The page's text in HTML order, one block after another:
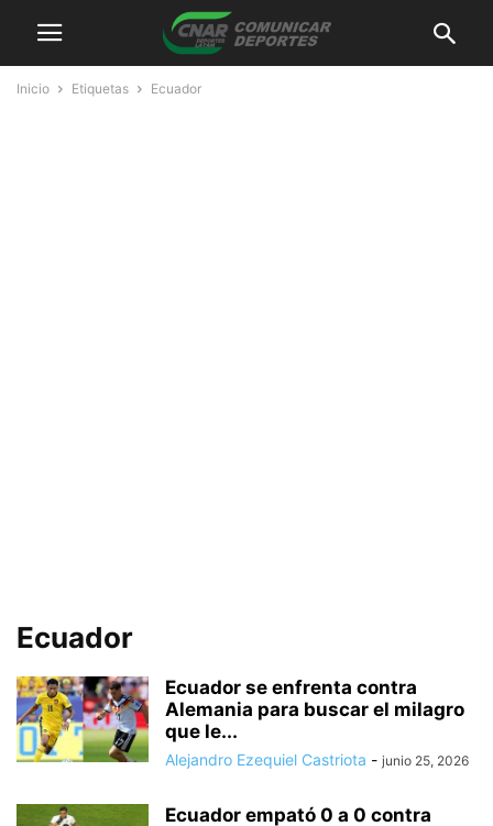
Inicio Etiquetas Ecuador
Ecuador
Ecuador se enfrenta contra
Alemania para buscar el milagro
que le...
Alejandro Ezequiel Castriota - junio 25, 2026
Ecuador empató 0 a 0 contra